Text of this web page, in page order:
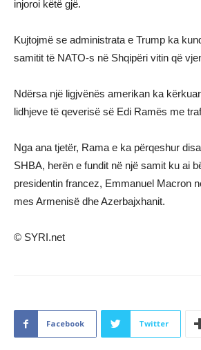
injoroi këtë gjë.
Kujtojmë se administrata e Trump ka
samitit të NATO-s në Shqipëri vitin që
Ndërsa një ligjvënës amerikan ka
lidhjeve të qeverisë së Edi Ramës me
Nga ana tjetër, Rama e ka përqeshur
SHBA, herën e fundit në një samit ku ai
presidentin francez, Emmanuel Macron
mes Armenisë dhe Azerbajxhanit.
© SYRI.net
Facebook Twitter